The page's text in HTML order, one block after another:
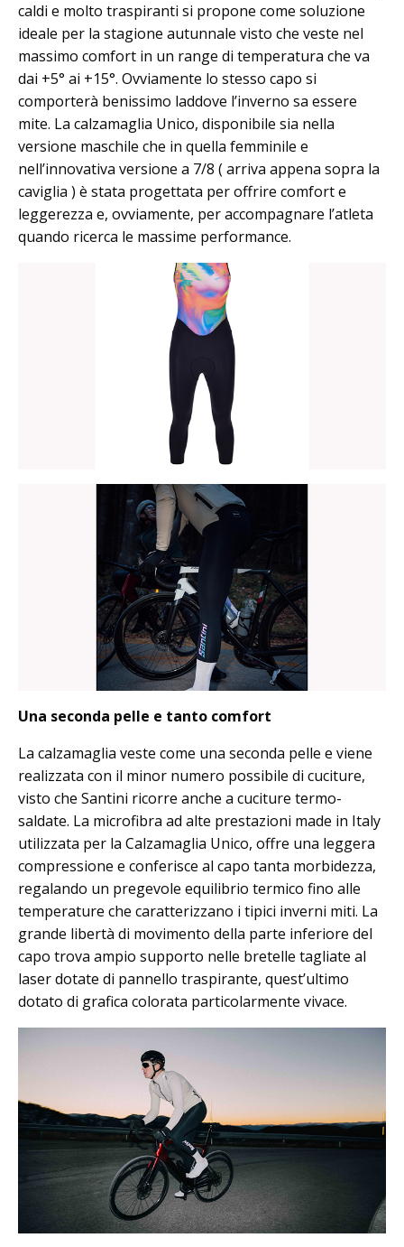
caldi e molto traspiranti si propone come soluzione
ideale per la stagione autunnale visto che veste nel
massimo comfort in un range di temperatura che va
dai +5° ai +15°. Ovviamente lo stesso capo si
comporterà benissimo laddove l’inverno sa essere
mite. La calzamaglia Unico, disponibile sia nella
versione maschile che in quella femminile e
nell’innovativa versione a 7/8 ( arriva appena sopra la
caviglia ) è stata progettata per offrire comfort e
leggerezza e, ovviamente, per accompagnare l’atleta
quando ricerca le massime performance.
Una seconda pelle e tanto comfort
La calzamaglia veste come una seconda pelle e viene
realizzata con il minor numero possibile di cuciture,
visto che Santini ricorre anche a cuciture termo-
saldate. La microfibra ad alte prestazioni made in Italy
utilizzata per la Calzamaglia Unico, offre una leggera
compressione e conferisce al capo tanta morbidezza,
regalando un pregevole equilibrio termico fino alle
temperature che caratterizzano i tipici inverni miti. La
grande libertà di movimento della parte inferiore del
capo trova ampio supporto nelle bretelle tagliate al
laser dotate di pannello traspirante, quest’ultimo
dotato di grafica colorata particolarmente vivace.